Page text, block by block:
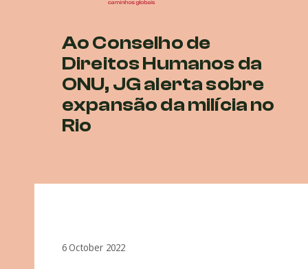
Ao Conselho de
Direitos Humanos da
ONU, JG alerta sobre
expansão da milícia no
Rio
6 October 2022